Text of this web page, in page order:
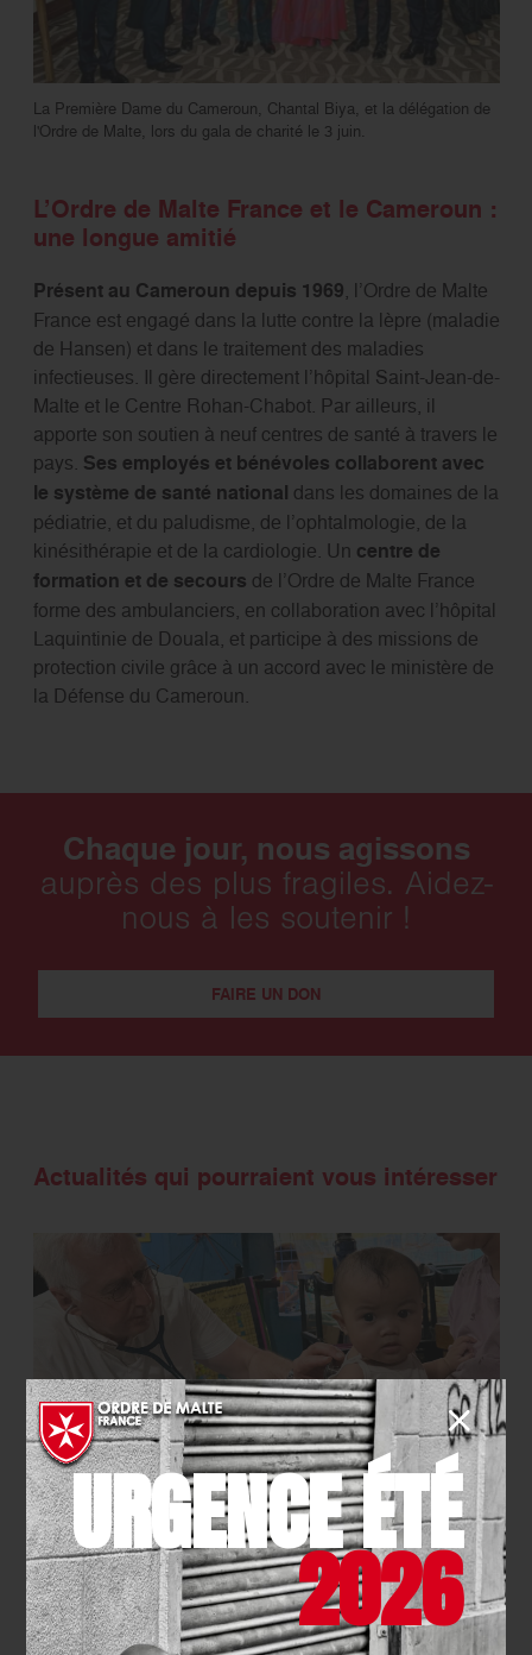
La Première Dame du Cameroun, Chantal Biya, et la délégation de
l'Ordre de Malte, lors du gala de charité le 3 juin.
L’Ordre de Malte France et le Cameroun :
une longue amitié
Présent au Cameroun depuis 1969, l’Ordre de Malte
France est engagé dans la lutte contre la lèpre (maladie
de Hansen) et dans le traitement des maladies
infectieuses. Il gère directement l’hôpital Saint-Jean-de-
Malte et le Centre Rohan-Chabot. Par ailleurs, il
apporte son soutien à neuf centres de santé à travers le
pays. Ses employés et bénévoles collaborent avec
le système de santé national dans les domaines de la
pédiatrie, et du paludisme, de l’ophtalmologie, de la
kinésithérapie et de la cardiologie. Un centre de
formation et de secours de l’Ordre de Malte France
forme des ambulanciers, en collaboration avec l’hôpital
Laquintinie de Douala, et participe à des missions de
protection civile grâce à un accord avec le ministère de
la Défense du Cameroun.
Chaque jour, nous agissons
auprès des plus fragiles. Aidez-
nous à les soutenir !
FAIRE UN DON
Actualités qui pourraient vous intéresser
INTERNATIONAL- 01.04.2026
Santé infantile : mission
médicale au cœur des
bidonvilles de Manille
URGENCE ÉTÉ
2026